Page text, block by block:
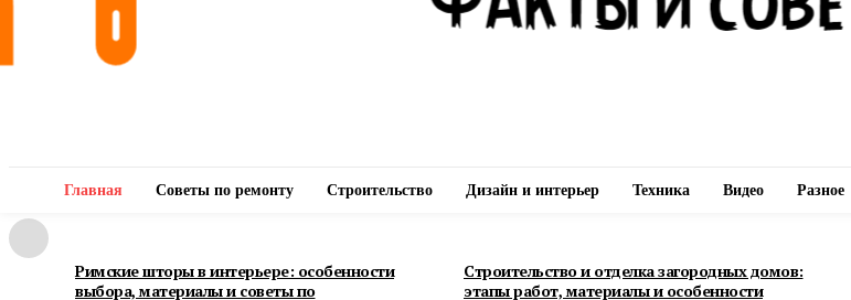
Главная Советы по ремонту Строительство Дизайн и интерьер Техника Видео Разное
Римские шторы в интерьере: особенности
выбора, материалы и советы по
Строительство и отделка загородных домов:
этапы работ, материалы и особенности